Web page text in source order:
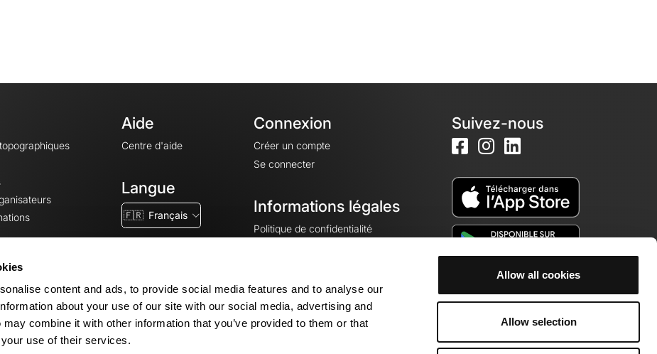
content and ads, to provide social media features and to analyse our
about your use of our site with our social media, advertising and
combine it with other information that you’ve provided to them or that
use of their services.
Allow all cookies
Allow selection
Aide
Centre d'aide
Langue
🇫🇷 Français
Connexion
Créer un compte
Se connecter
Informations légales
Politique de confidentialité
Mentions légales
Paramètres des cookies
Suivez-nous